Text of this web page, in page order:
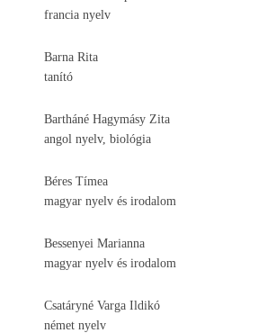
francia nyelv
Barna Rita
tanító
Bartháné Hagymásy Zita
angol nyelv, biológia
Béres Tímea
magyar nyelv és irodalom
Bessenyei Marianna
magyar nyelv és irodalom
Csatáryné Varga Ildikó
német nyelv